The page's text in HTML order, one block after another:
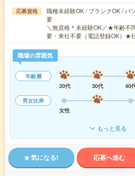
応募資格
職種未経験OK / ブランクOK / パ
要
＼無資格＊未経験OK／★年齢不
要・来社不要（電話登録OK）★
職場の雰囲気
年齢層
20代
30代 40
男女比率
女性
もっと見る
気になる! 応募へ進む